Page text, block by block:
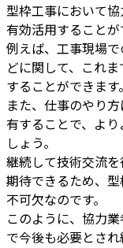
型枠工事において
有効活用することが
例えば、工事現場
どに関して、これ
することができます。
また、仕事のやり
有することで、よ
しょう。
継続して技術交流
期待できるため、
不可欠なのです。
このように、協力
で今後も必要とされ